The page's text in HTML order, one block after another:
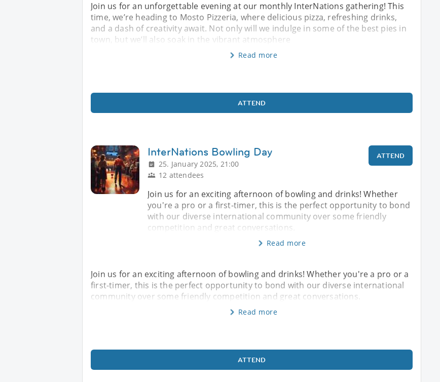
Join us for an unforgettable evening at our monthly InterNations gathering! This
time, we’re heading to Mosto Pizzeria, where delicious pizza, refreshing drinks,
and a dash of creativity await. Not only will we indulge in some of the best pies in
town, but we’ll also soak in the vibrant atmosphere
Read more
ATTEND
InterNations Bowling Day
25. January 2025, 21:00
12 attendees
ATTEND
Join us for an exciting afternoon of bowling and drinks! Whether
you're a pro or a first-timer, this is the perfect opportunity to bond
with our diverse international community over some friendly
competition and great conversations.
Read more
Join us for an exciting afternoon of bowling and drinks! Whether you're a pro or a
first-timer, this is the perfect opportunity to bond with our diverse international
community over some friendly competition and great conversations.
Read more
ATTEND